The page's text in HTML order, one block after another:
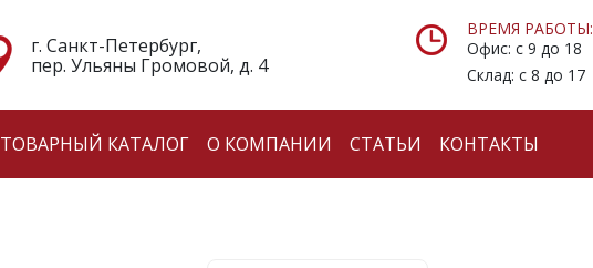
г. Санкт-Петербург,
пер. Ульяны Громовой, д. 4
ВРЕМЯ РАБОТЫ:
Офис: с 9 до 18
Склад: с 8 до 17
ТОВАРНЫЙ КАТАЛОГ О КОМПАНИИ СТАТЬИ КОНТАКТЫ